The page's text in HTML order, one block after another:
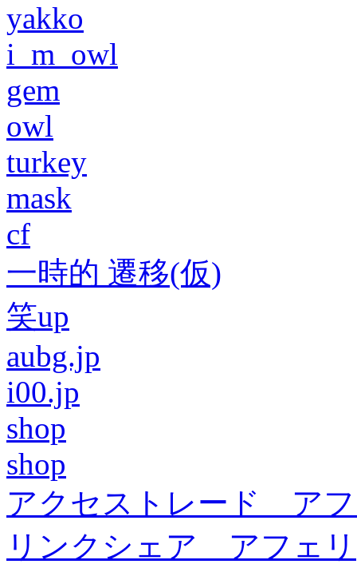
yakko
i_m_owl
gem
owl
turkey
mask
cf
一時的 遷移(仮)
笑up
aubg.jp
i00.jp
shop
shop
アクセストレード ア
リンクシェア アフェリ